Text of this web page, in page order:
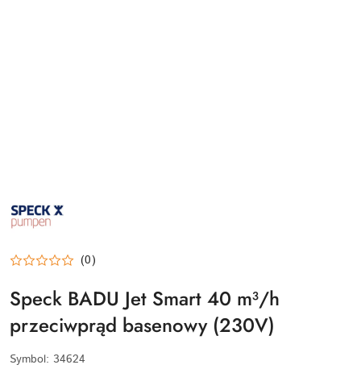
PUMPEN-
LOGO
(0)
Speck BADU Jet Smart 40 m³/h
przeciwprąd basenowy (230V)
Symbol: 34624